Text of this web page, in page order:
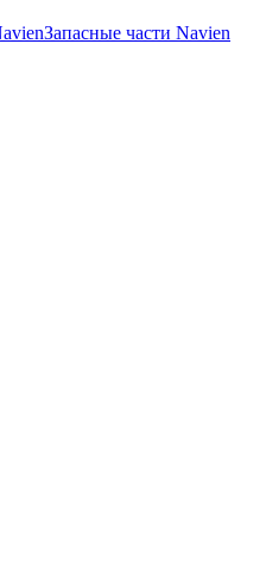
Запасные части Navien